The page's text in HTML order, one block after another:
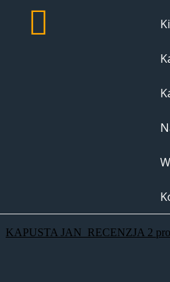
KAPUSTA JAN_RECENZJA 2